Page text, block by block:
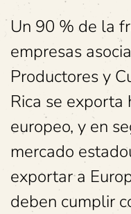
Un 90 % de la
empresas
Productores y
Rica se exporta
europeo, y en
mercado
exportar a
deben cumplir